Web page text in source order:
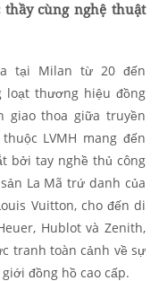
cùng nghệ thuật
tại Milan từ 20 đến
loạt thương hiệu đồng
giao thoa giữa truyền
LVMH mang đến
bởi tay nghề thủ công
La Mã trứ danh của
Vuitton, cho đến di
Hublot và Zenith,
tranh toàn cảnh về sự
đồng hồ cao cấp.